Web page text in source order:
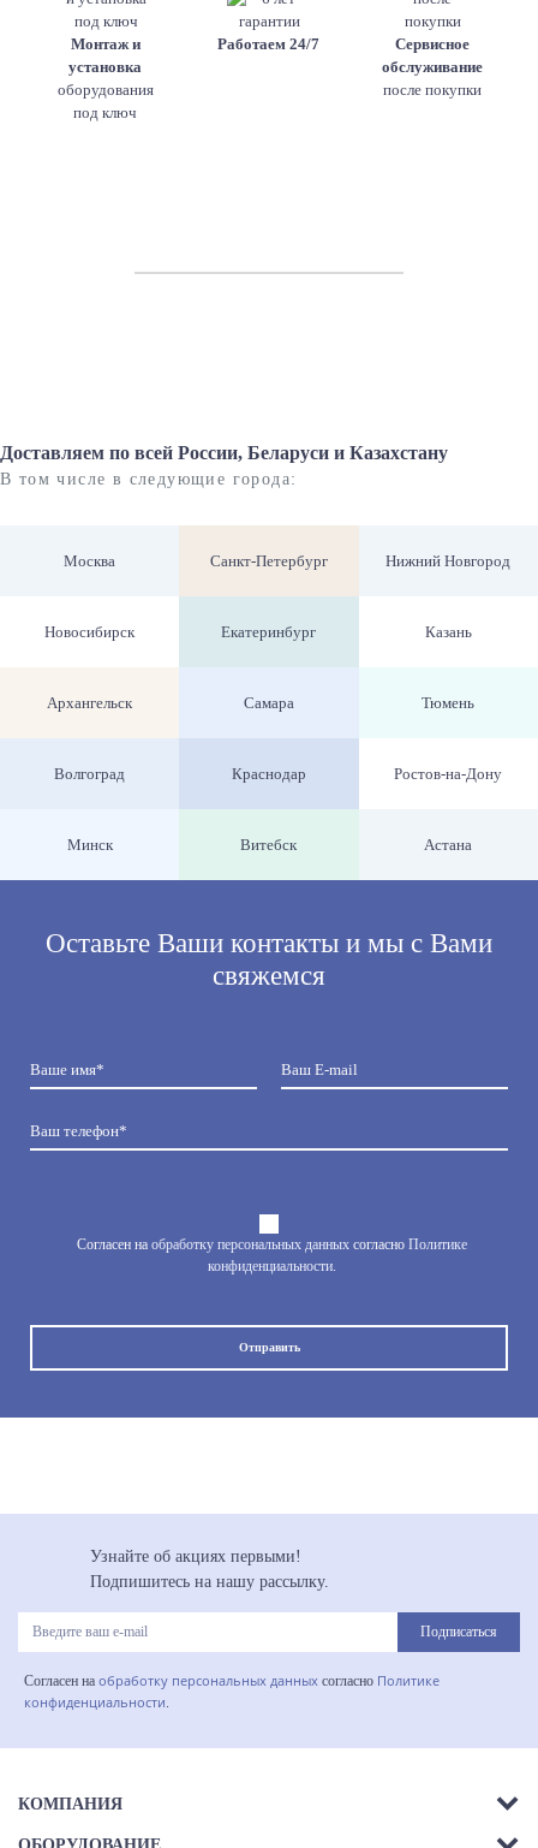
Монтаж и
установка
оборудования
под ключ
Работаем 24/7
Сервисное
обслуживание
после покупки
Доставляем по всей России, Беларуси и Казахстану
В том числе в следующие города:
Москва Санкт-Петербург Нижний Новгород
Новосибирск Екатеринбург Казань
Архангельск Самара Тюмень
Волгоград Краснодар Ростов-на-Дону
Минск Витебск Астана
Оставьте Ваши контакты и мы с Вами
свяжемся
Согласен на обработку персональных данных согласно Политике
конфиденциальности
Узнайте об акциях первыми!
Подпишитесь на нашу рассылку.
Подписаться
Согласен на обработку персональных данных согласно Политике
конфиденциальности.
КОМПАНИЯ